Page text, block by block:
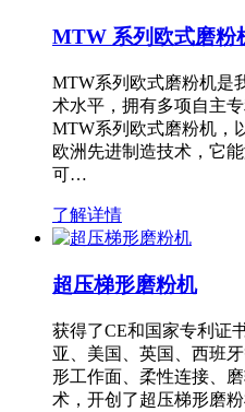
MTW 系列欧式磨粉
MTW系列欧式磨粉机是
术水平，拥有多项自主
MTW系列欧式磨粉机，
欧洲先进制造技术，它
可…
了解详情
超压梯形磨粉机
获得了CE和国家专利证
亚、美国、英国、西班
形工作面、柔性连接、
术，开创了超压梯形磨